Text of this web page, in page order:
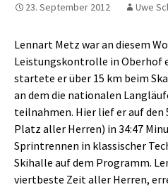
23. September 2012 Uwe
Lennart Metz war an diesem
Leistungskontrolle in Oberhof
startete er über 15 km beim
an dem die nationalen
teilnahmen. Hier lief er auf den
Platz aller Herren) in 34:47
Sprintrennen in klassischer
Skihalle auf dem Programm.
viertbeste Zeit aller Herren,